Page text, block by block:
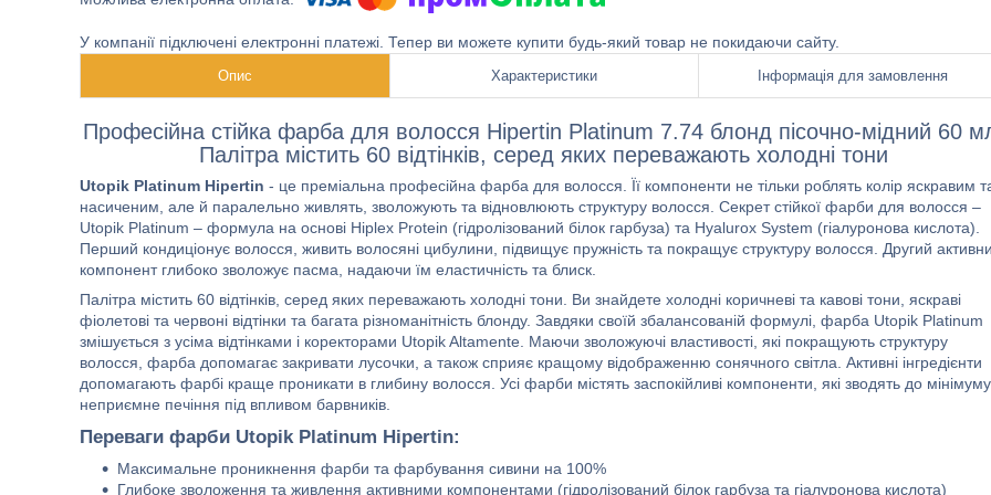
У компанії підключені електронні платежі. Тепер ви можете купити будь-який товар не покидаючи сайту.
Опис Характеристики Інформація для замовлення
Професійна стійка фарба для волосся Hipertin Platinum 7.74 блонд пісочно-мідний 60
Палітра містить 60 відтінків, серед яких переважають холодні тони
Utopik Platinum Hipertin - це преміальна професійна фарба для волосся. Її компоненти не тільки роблять колір яскравим
насиченим, але й паралельно живлять, зволожують та відновлюють структуру волосся. Секрет стійкої фарби для волосся –
Utopik Platinum – формула на основі Hiplex Protein (гідролізований білок гарбуза) та Hyalurox System (гіалуронова кислота).
Перший кондиціонує волосся, живить волосяні цибулини, підвищує пружність та покращує структуру волосся. Другий
компонент глибоко зволожує пасма, надаючи їм еластичність та блиск.
Палітра містить 60 відтінків, серед яких переважають холодні тони. Ви знайдете холодні коричневі та кавові тони, яскраві
фіолетові та червоні відтінки та багата різноманітність блонду. Завдяки своїй збалансованій формулі, фарба Utopik Platinum
змішується з усіма відтінками і коректорами Utopik Altamente. Маючи зволожуючі властивості, які покращують структуру
волосся, фарба допомагає закривати лусочки, а також сприяє кращому відображенню сонячного світла. Активні інгредієнти
допомагають фарбі краще проникати в глибину волосся. Усі фарби містять заспокійливі компоненти, які зводять до мінімуму
неприємне печіння під впливом барвників.
Переваги фарби Utopik Platinum Hipertin:
Максимальне проникнення фарби та фарбування сивини на 100%
Глибоке зволоження та живлення активними компонентами (гідролізований білок гарбуза та гіалуронова кислота)